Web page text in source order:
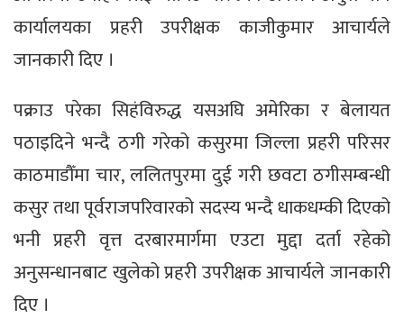
कार्यालयका प्रहरी उपरीक्षक काजीकुमार आचार्यले
जानकारी दिए ।
पक्राउ परेका सिहंविरुद्ध यसअघि अमेरिका र बेलायत
पठाइदिने भन्दै ठगी गरेको कसुरमा जिल्ला प्रहरी परिसर
काठमाडौँमा चार, ललितपुरमा दुई गरी छवटा ठगीसम्बन्धी
कसुर तथा पूर्वराजपरिवारको सदस्य भन्दै धाकधम्की दिएको
भनी प्रहरी वृत्त दरबारमार्गमा एउटा मुद्दा दर्ता रहेको
अनुसन्धानबाट खुलेको प्रहरी उपरीक्षक आचार्यले जानकारी
दिए ।